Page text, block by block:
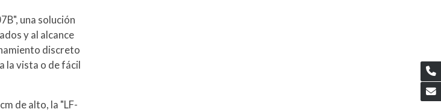
una solución
y al alcance
discreto
la vista o de fácil
de alto, la "LF-